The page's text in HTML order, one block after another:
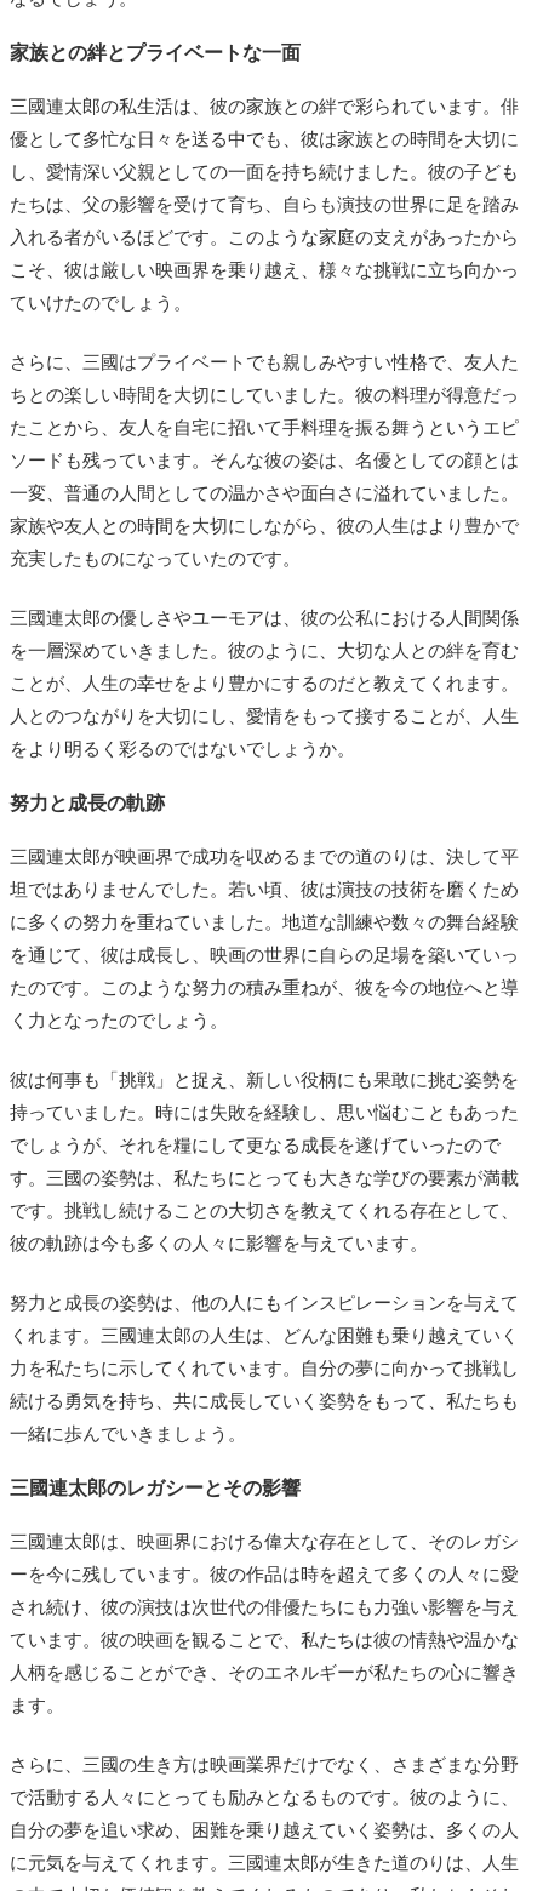
家族との絆とプライベートな一面
三國連太郎の私生活は、彼の家族との絆で彩られています。俳
優として多忙な日々を送る中でも、彼は家族との時間を大切に
し、愛情深い父親としての一面を持ち続けました。彼の子ども
たちは、父の影響を受けて育ち、自らも演技の世界に足を踏み
入れる者がいるほどです。このような家庭の支えがあったから
こそ、彼は厳しい映画界を乗り越え、様々な挑戦に立ち向かっ
ていけたのでしょう。
さらに、三國はプライベートでも親しみやすい性格で、友人た
ちとの楽しい時間を大切にしていました。彼の料理が得意だっ
たことから、友人を自宅に招いて手料理を振る舞うというエピ
ソードも残っています。そんな彼の姿は、名優としての顔とは
一変、普通の人間としての温かさや面白さに溢れていました。
家族や友人との時間を大切にしながら、彼の人生はより豊かで
充実したものになっていたのです。
三國連太郎の優しさやユーモアは、彼の公私における人間関係
を一層深めていきました。彼のように、大切な人との絆を育む
ことが、人生の幸せをより豊かにするのだと教えてくれます。
人とのつながりを大切にし、愛情をもって接することが、人生
をより明るく彩るのではないでしょうか。
努力と成長の軌跡
三國連太郎が映画界で成功を収めるまでの道のりは、決して平
坦ではありませんでした。若い頃、彼は演技の技術を磨くため
に多くの努力を重ねていました。地道な訓練や数々の舞台経験
を通じて、彼は成長し、映画の世界に自らの足場を築いていっ
たのです。このような努力の積み重ねが、彼を今の地位へと導
く力となったのでしょう。
彼は何事も「挑戦」と捉え、新しい役柄にも果敢に挑む姿勢を
持っていました。時には失敗を経験し、思い悩むこともあった
でしょうが、それを糧にして更なる成長を遂げていったので
す。三國の姿勢は、私たちにとっても大きな学びの要素が満載
です。挑戦し続けることの大切さを教えてくれる存在として、
彼の軌跡は今も多くの人々に影響を与えています。
努力と成長の姿勢は、他の人にもインスピレーションを与えて
くれます。三國連太郎の人生は、どんな困難も乗り越えていく
力を私たちに示してくれています。自分の夢に向かって挑戦し
続ける勇気を持ち、共に成長していく姿勢をもって、私たちも
一緒に歩んでいきましょう。
三國連太郎のレガシーとその影響
三國連太郎は、映画界における偉大な存在として、そのレガシ
ーを今に残しています。彼の作品は時を超えて多くの人々に愛
され続け、彼の演技は次世代の俳優たちにも力強い影響を与え
ています。彼の映画を観ることで、私たちは彼の情熱や温かな
人柄を感じることができ、そのエネルギーが私たちの心に響き
ます。
さらに、三國の生き方は映画業界だけでなく、さまざまな分野
で活動する人々にとっても励みとなるものです。彼のように、
自分の夢を追い求め、困難を乗り越えていく姿勢は、多くの人
に元気を与えてくれます。三國連太郎が生きた道のりは、人生